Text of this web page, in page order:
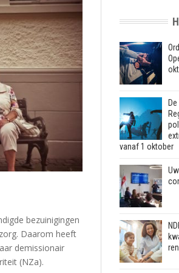
bezuinigingen
Daarom heeft
demissionair
(NZa).
vanaf 1 oktober